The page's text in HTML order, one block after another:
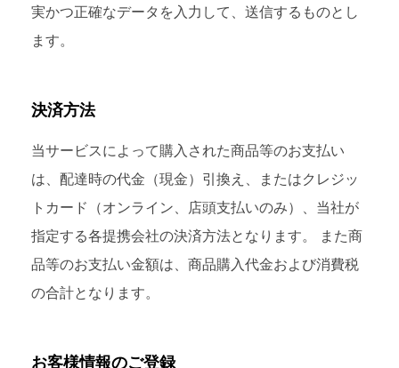
実かつ正確なデータを入力して、送信するものとし
ます。
決済方法
当サービスによって購入された商品等のお支払い
は、配達時の代金（現金）引換え、またはクレジッ
トカード（オンライン、店頭支払いのみ）、当社が
指定する各提携会社の決済方法となります。 また商
品等のお支払い金額は、商品購入代金および消費税
の合計となります。
お客様情報のご登録